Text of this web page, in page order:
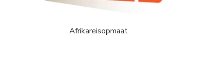
Afrikareisopmaat